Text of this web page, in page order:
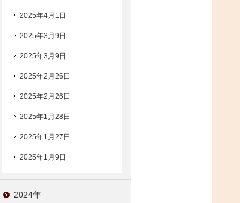
2025年4月1日
2025年3月9日
2025年3月9日
2025年2月26日
2025年2月26日
2025年1月28日
2025年1月27日
2025年1月9日
2024年